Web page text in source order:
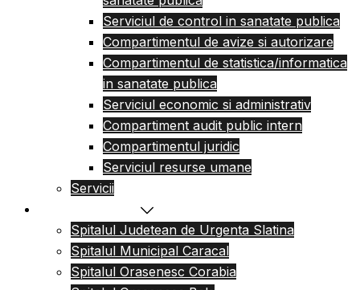
Serviciul de control in sanatate publica
Compartimentul de avize si autorizare
Compartimentul de statistica/informatica
in sanatate publica
Serviciul economic si administrativ
Compartiment audit public intern
Compartimentul juridic
Serviciul resurse umane
Servicii
Spitalul Judetean de Urgenta Slatina
Spitalul Municipal Caracal
Spitalul Orasenesc Corabia